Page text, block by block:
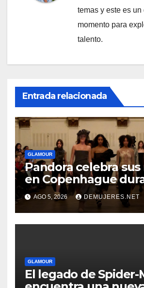
temas y este es
momento para
talento.
Entrada relacionada
GLAMOUR
Pandora celebra sus
en Copenhague
Copenhagen
través de alianzas
AGO 5, 2026 DEMUJERES.NET
GLAMOUR
El legado de Spider-